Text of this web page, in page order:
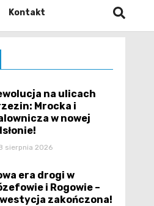
Kontakt
na ulicach
Mrocka i
w nowej
sierpnia 2026
era drogi w
i Rogowie –
zakończona!